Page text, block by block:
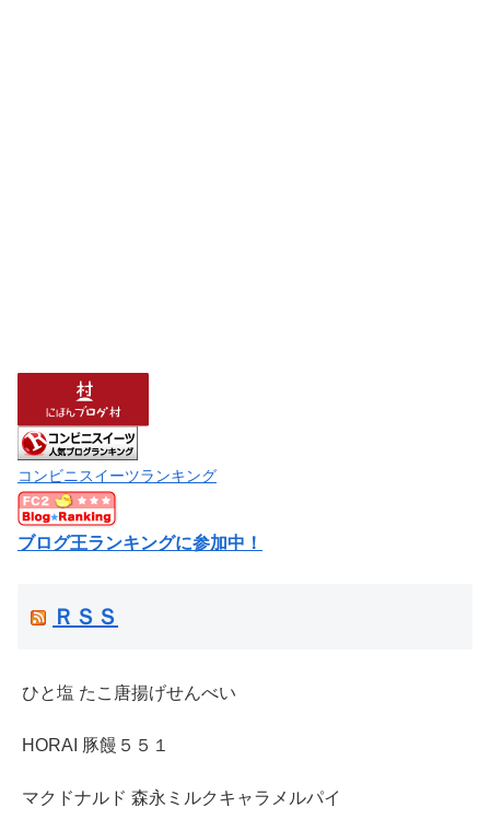
コンビニスイーツランキング
ブログ王ランキングに参加中！
ＲＳＳ
ひと塩 たこ唐揚げせんべい
HORAI 豚饅５５１
マクドナルド 森永ミルクキャラメルパイ